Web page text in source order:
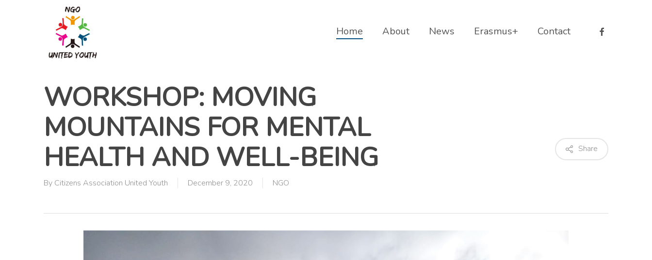
Home About News Erasmus+ Contact facebook
WORKSHOP: MOVING
MOUNTAINS FOR MENTAL
HEALTH AND WELL-BEING
By Citizens Association United Youth December 9, 2020 NGO
Share